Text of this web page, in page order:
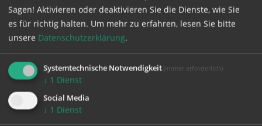
06.07.2026 20:43
Caritas-Österreich-Vizepräsident Alexander Bodmann im
Kathpress-Gespräch über ein...
FOTO
Sagen! Aktivieren oder deaktivieren Sie die Dienste, wie Sie
es für richtig halten. Um mehr zu erfahren, lesen Sie bitte
unsere Datenschutzerklärung.
Systemtechnische Notwendigkeit (immer erforderlich)
↓ 1 Dienst
Social Media
↓ 1 Dienst